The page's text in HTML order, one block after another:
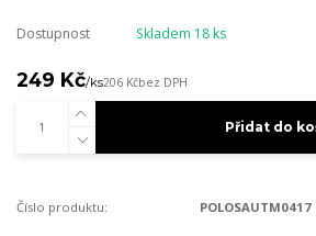
Dostupnost Skladem 18 ks
249 Kč/ks206 Kčbez DPH
Přidat do
Číslo produktu: POLOSAUTM0417